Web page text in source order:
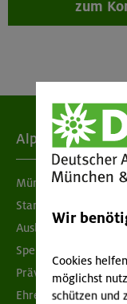
zum
Alpenverein
München & Oberland
Standorte
Ausbildung & Jobs
Spenden
Prävention
Ehrenamtsbörse
Wir
Cookies
möglichst
schützen und